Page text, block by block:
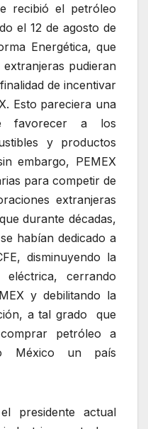
recibió el petróleo
el 12 de agosto de
Energética, que
pudieran
de incentivar
Esto pareciera una
favorecer a los
y productos
embargo, PEMEX
para competir de
extranjeras
durante décadas,
habían dedicado a
disminuyendo la
cerrando
y debilitando la
a tal grado que
petróleo a
México un país
presidente actual